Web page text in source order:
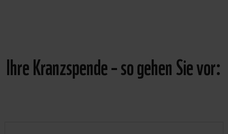
Ihre Kranzspende – so gehen Sie vor: